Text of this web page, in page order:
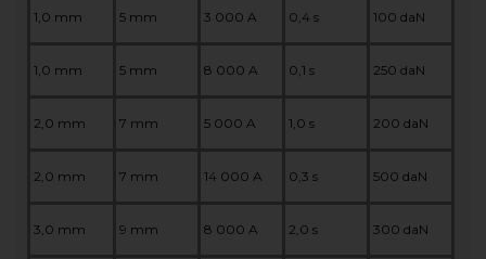
1,0 mm 5 mm 3 000 A 0,4 s 100 daN
1,0 mm 5 mm 8 000 A 0,1 s 250 daN
2,0 mm 7 mm 5 000 A 1,0 s 200 daN
2,0 mm 7 mm 14 000 A 0,3 s 500 daN
3,0 mm 9 mm 8 000 A 2,0 s 300 daN